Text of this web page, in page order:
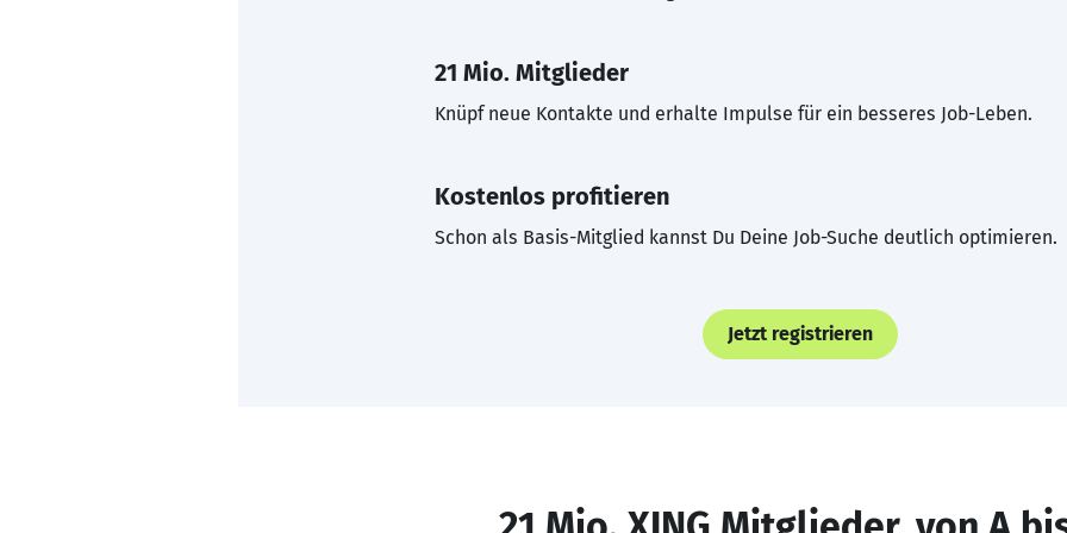
21 Mio. Mitglieder
Knüpf neue Kontakte und erhalte Impulse für ein besseres Job-Leben.
Kostenlos profitieren
Schon als Basis-Mitglied kannst Du Deine Job-Suche deutlich optimieren.
Jetzt registrieren